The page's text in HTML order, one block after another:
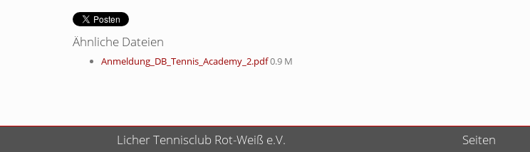
Ähnliche Dateien
Anmeldung_DB_Tennis_Academy_2.pdf0.9 M
Licher Tennisclub Rot-Weiß e.V. Seiten